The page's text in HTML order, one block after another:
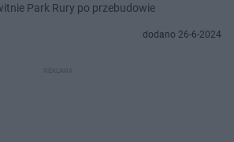
Park Rury po przebudowie
dodano 26-6-2024